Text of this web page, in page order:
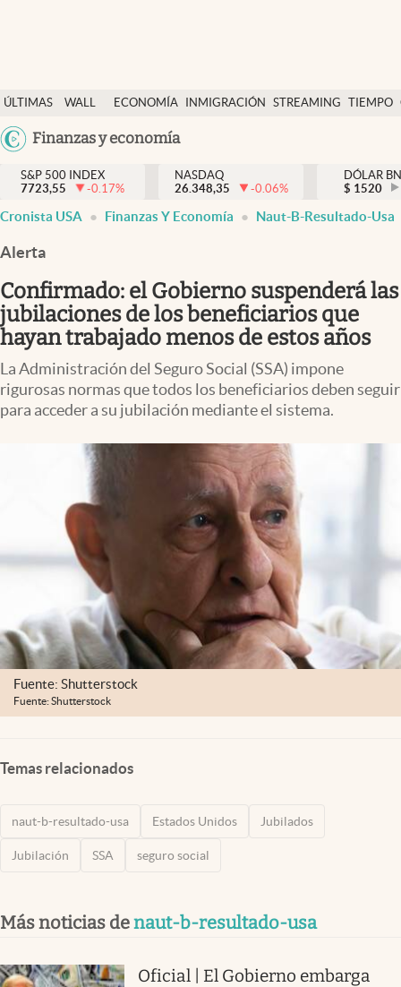
ÚLTIMAS
NOTICIAS
WALL
DÓLAR
ECONOMÍA INMIGRACIÓN STREAMING TIEMPO
México
USA
Finanzas y economía
Finanzas y economía
Wall Street y dólar
Inmigración
Espiritual
Streaming
PC y mobile
Lifestyle
S&P 500 INDEX
7723,55
-0.17%
NASDAQ
26.348,35
-0.06%
DÓLAR
$ 1520
Cronista USA Finanzas Y Economía Naut-B-Resultado-Usa
Alerta
Confirmado: el Gobierno suspenderá las
jubilaciones de los beneficiarios que
hayan trabajado menos de estos años
La Administración del Seguro Social (SSA) impone
rigurosas normas que todos los beneficiarios deben seguir
para acceder a su jubilación mediante el sistema.
Fuente: Shutterstock
Fuente: Shutterstock
Temas relacionados
naut-b-resultado-usa Estados Unidos Jubilados
Jubilación SSA seguro social
Más noticias denaut-b-resultado-usa
Oficial | El Gobierno embarga